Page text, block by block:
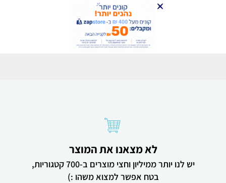
לא מצאנו את המוצר
יש לנו יותר ממיליון וחצי מוצרים ב-700 קטגוריות,
בטח אפשר למצוא משהו :)